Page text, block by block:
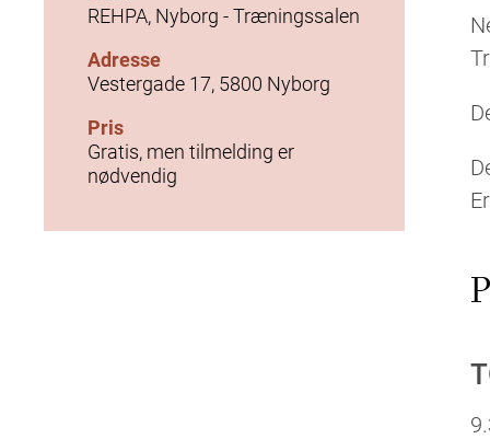
REHPA, Nyborg - Træningssalen
Adresse
Vestergade 17, 5800 Nyborg
Pris
Gratis, men tilmelding er
nødvendig